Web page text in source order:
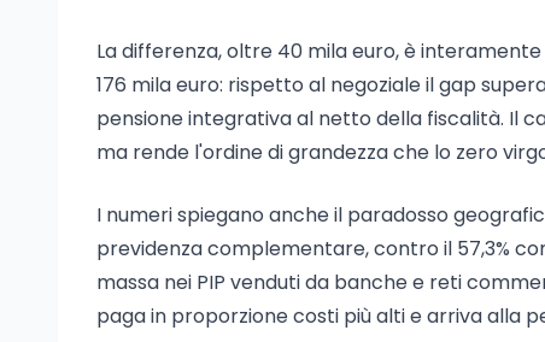
La differenza, oltre 40 mila euro, è interamente
176 mila euro: rispetto al negoziale il gap
pensione integrativa al netto della fiscalità. Il
ma rende l'ordine di grandezza che lo zero
I numeri spiegano anche il paradosso
previdenza complementare, contro il 57,3%
massa nei PIP venduti da banche e reti
paga in proporzione costi più alti e arriva alla